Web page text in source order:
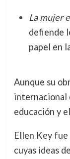
La mujer
defiende
papel en
Aunque su
internacional
educación y
Ellen Key fue
cuyas ideas